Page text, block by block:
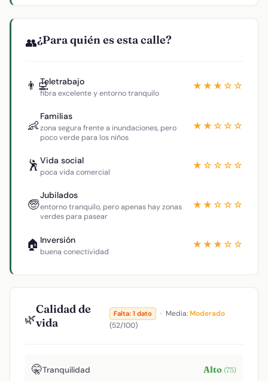
👥¿Para quién es esta calle?
👨‍💻Teletrabajo
fibra excelente y entorno tranquilo
★★★☆☆
👶
Familias
zona segura frente a inundaciones, pero
poco verde para los niños
★★☆☆☆
🕺 Vida social
poca vida comercial
★☆☆☆☆
🧓
Jubilados
entorno tranquilo, pero apenas hay zonas
verdes para pasear
★★☆☆☆
🏠 Inversión
buena conectividad
★★★☆☆
🌿
Calidad de
vida
Falta: 1 dato · Media:Moderado
(52/100)
🤫Tranquilidad Alto (75)